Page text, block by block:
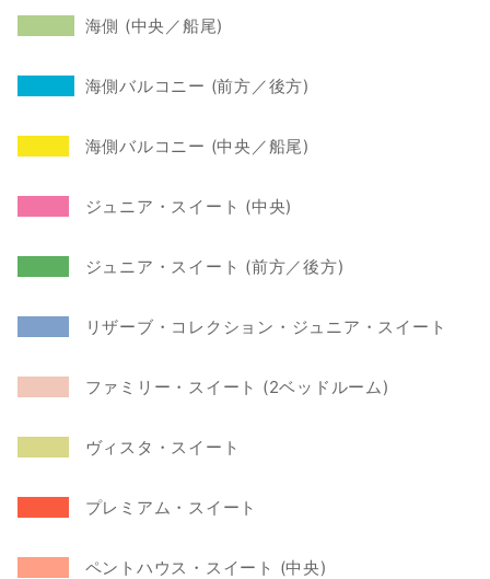
  海側 (中央／船尾)
  海側バルコニー (前方／後方)
   海側バルコニー (中央／船尾)
   ジュニア・スイート (中央)
   ジュニア・スイート (前方／後方)
   リザーブ・コレクション・ジュニア・スイート
   ファミリー・スイート (2ベッドルーム)
   ヴィスタ・スイート
   プレミアム・スイート
   ペントハウス・スイート (中央)